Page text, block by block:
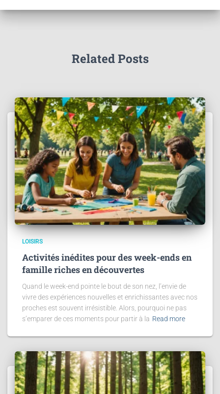
Related Posts
LOISIRS
Activités inédites pour des week-ends en
famille riches en découvertes
Quand le week-end pointe le bout de son nez, l’envie de
vivre des expériences nouvelles et enrichissantes avec nos
proches est souvent irrésistible. Alors, pourquoi ne pas
s’emparer de ces moments pour partir à la Read more